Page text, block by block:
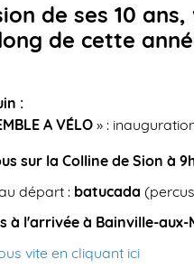
de ses 10
de cette
:
A VÉLO » :
sur la Colline de Sion à
départ : batucada
à l'arrivée à Bainville-
vite en cliquant ici